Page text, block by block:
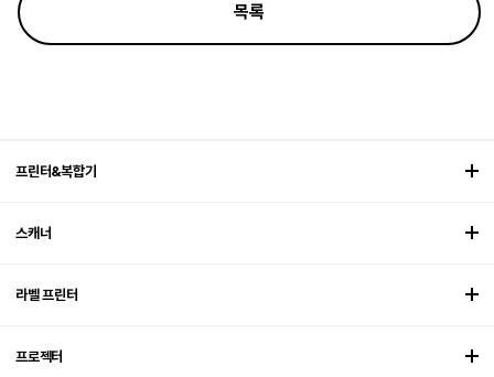
목록
프린터&복합기
스캐너
라벨 프린터
프로젝터